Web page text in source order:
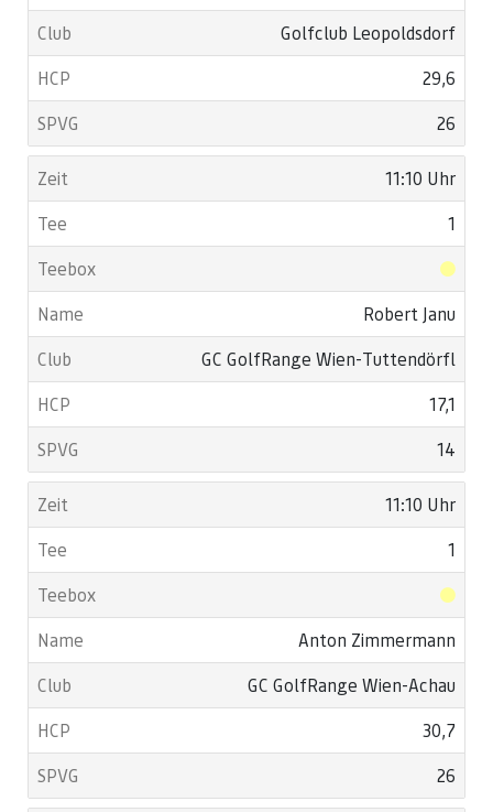
Golfclub Leopoldsdorf
29,6
26
11:10 Uhr
1
Robert Janu
GC GolfRange Wien-Tuttendörfl
17,1
14
11:10 Uhr
1
Anton Zimmermann
GC GolfRange Wien-Achau
30,7
26